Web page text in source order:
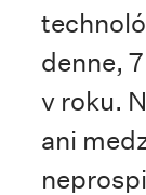
denne,
v roku.
ani